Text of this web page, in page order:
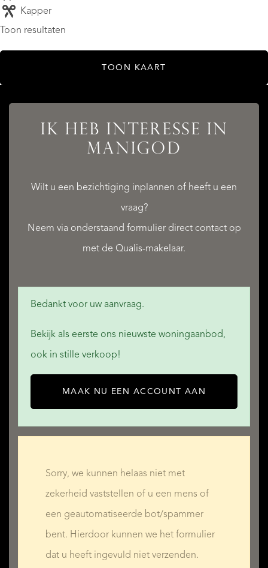
Kapper
Toon resultaten
TOON KAART
IK HEB INTERESSE IN
MANIGOD
Wilt u een bezichtiging inplannen of heeft u een
vraag?
Neem via onderstaand formulier direct contact op
met de Qualis-makelaar.
Bedankt voor uw aanvraag.
Bekijk als eerste ons nieuwste woningaanbod,
ook in stille verkoop!
MAAK NU EEN ACCOUNT AAN
Sorry, we kunnen helaas niet met
zekerheid vaststellen of u een mens of
een geautomatiseerde bot/spammer
bent. Hierdoor kunnen we het formulier
dat u heeft ingevuld niet verzenden.